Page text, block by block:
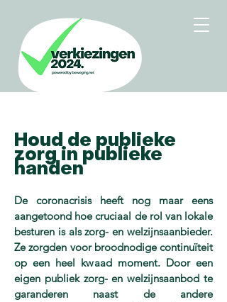
Houd de publieke
zorg in publieke
handen
De coronacrisis heeft nog maar eens
aangetoond hoe cruciaal de rol van lokale
besturen is als zorg- en welzijnsaanbieder.
Ze zorgden voor broodnodige continuïteit
op een heel kwaad moment. Door een
eigen publiek zorg- en welzijnsaanbod te
garanderen naast de andere